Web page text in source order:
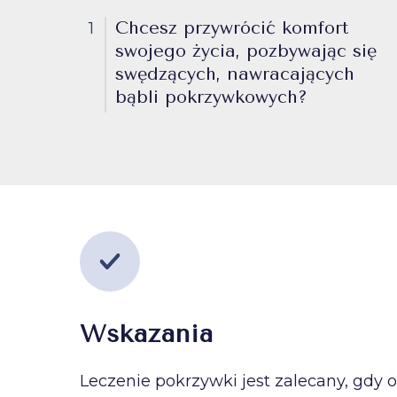
1
Chcesz przywrócić komfort
swojego życia, pozbywając się
swędzących, nawracających
bąbli pokrzywkowych?
Wskazania
Leczenie pokrzywki jest zalecany, gdy